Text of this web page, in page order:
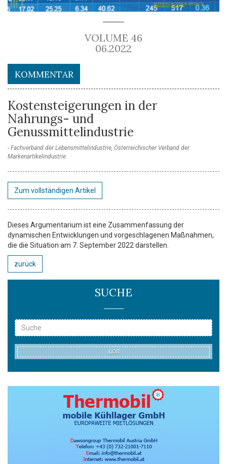
VOLUME 46
06.2022
KOMMENTAR
Kostensteigerungen in der
Nahrungs- und
Genussmittelindustrie
Fachverband der Lebensmittelindustrie, Österreichischer Verband der
Markenartikelindustrie
Zum vollständigen Artikel
Dieses Argumentarium ist eine Zusammenfassung der
dynamischen Entwicklungen und vorgeschlagenen Maßnahmen,
die die Situation am 7. September 2022 darstellen.
zurück
SUCHE
LOS